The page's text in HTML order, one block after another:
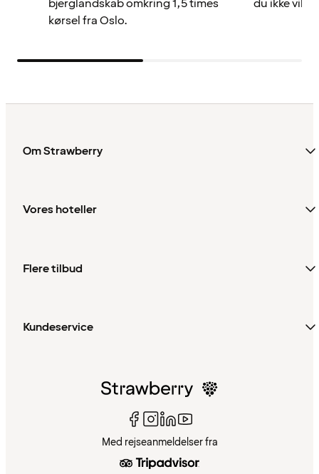
bjerglandskab omkring 1,5 times
kørsel fra Oslo.
du ikke vil
Om Strawberry
Vores hoteller
Flere tilbud
Kundeservice
Med rejseanmeldelser fra